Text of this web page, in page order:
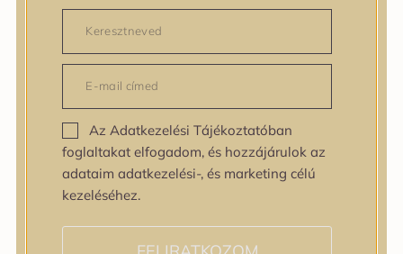
Száraz
Bőrprobléma
Bőrprobléma
Bőrpír
Dehidratált bőr
Egyenetlen bőrtextúra
Egyenetlen tónus
Érett bőr
Fakóság
Az Adatkezelési Tájékoztatóban
foglaltakat elfogadom, és hozzájárulok az
adataim adatkezelési-, és marketing célú
kezeléséhez.